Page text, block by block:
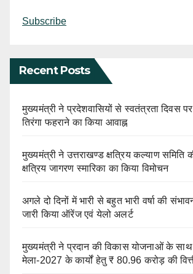
Subscribe
Recent Posts
मुख्यमंत्री ने प्रदेशवासियों से स्वतंत्रता दिवस
तिरंगा फहराने का किया आवाह्न
मुख्यमंत्री ने उत्तराखण्ड क्षत्रिय कल्याण समिति
क्षत्रिय जागरण स्मारिका का किया विमोचन
अगले दो दिनों में भारी से बहुत भारी वर्षा की
जारी किया ऑरेंज एवं येलो अलर्ट
मुख्यमंत्री ने प्रदान की विकास योजनाओं के
मेला-2027 के कार्यों हेतु ₹ 80.96 करोड़ की